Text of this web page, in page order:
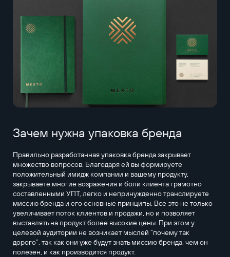
Зачем нужна упаковка бренда
Правильно разработанная упаковка бренда закрывает
множество вопросов. Благодаря ей вы формируете
положительный имидж компании и вашему продукту,
закрываете многие возражения и боли клиента грамотно
составленными УПТ, легко и непринужденно транслируете
миссию бренда и его основные принципы. Все это не только
увеличивает поток клиентов и продажи, но и позволяет
выставлять на продукт более высокие цены. При этом у
целевой аудитории не возникает мыслей “почему так
дорого”, так как они уже будут знать миссию бренда, чем он
полезен, и как производится продукт.